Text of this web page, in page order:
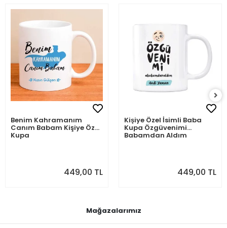
Benim Kahramanım
Canım Babam Kişiye Özel
Kupa
449,00 TL
Kişiye Özel İsimli Baba
Kupa Özgüvenimi
Babamdan Aldım
449,00 TL
Mağazalarımız